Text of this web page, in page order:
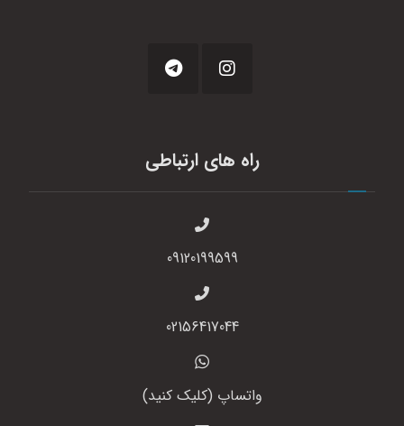
راه های ارتباطی
09120199599
02156417044
واتساپ (کلیک کنید)